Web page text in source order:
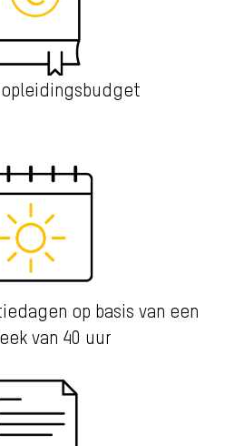
op basis van een
van 40 uur